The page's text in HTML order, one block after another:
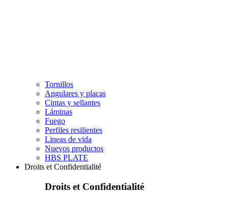
Tornillos
Angulares y placas
Cintas y sellantes
Láminas
Fuego
Perfiles resilientes
Lineas de vida
Nuevos productos
HBS PLATE
Droits et Confidentialité
Droits et Confidentialité